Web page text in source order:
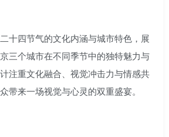
十四节气的文化内涵与城市特色，展
三个城市在不同季节中的独特魅力与
注重文化融合、视觉冲击力与情感共
带来一场视觉与心灵的双重盛宴。